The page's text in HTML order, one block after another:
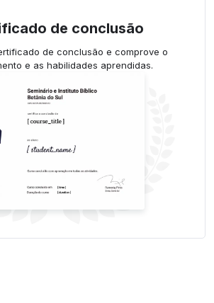
de conclusão
de conclusão e comprove o
e as habilidades aprendidas.